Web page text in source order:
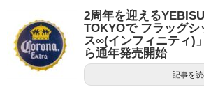
2周年を迎える
TOKYOで フラッグ
ス∞(インフィニティ)
ら通年発売開始
記事を